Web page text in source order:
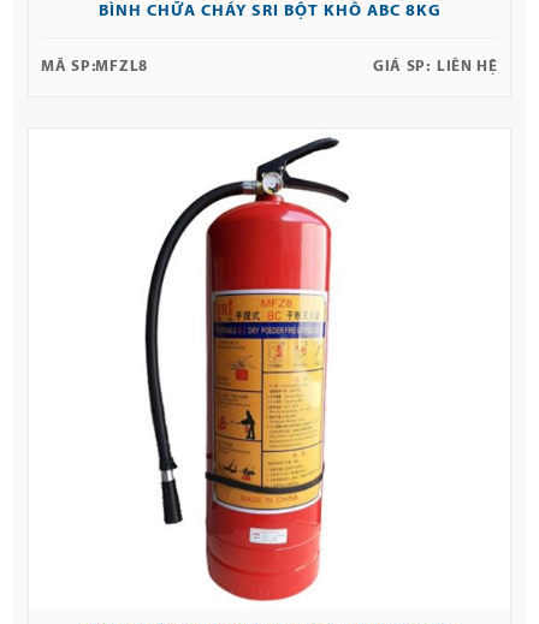
BÌNH CHỮA CHÁY SRI BỘT KHÔ ABC 8KG
MÃ SP:MFZL8 GIÁ SP: LIÊN HỆ